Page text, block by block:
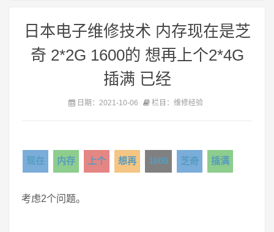
日本电子维修技术 内存现在是芝
奇 2*2G 1600的 想再上个2*4G
插满 已经
日期：2021-10-06 栏目：维修经验
现在 内存 上个 想再 1600 芝奇 插满
考虑2个问题。